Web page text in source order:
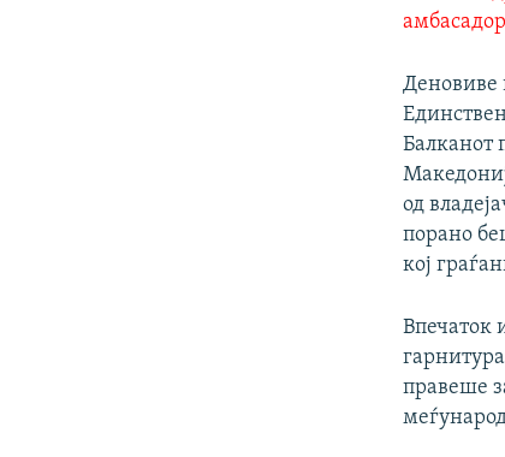
Деновиве
Балканот
од
порано
кој
Впечаток
правеше